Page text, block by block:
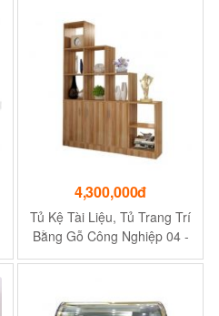
4,300,000đ
Tủ Kệ Tài Liệu, Tủ Trang Trí
Bằng Gỗ Công Nghiệp 04 -
Kích Thước 1600 x 400 x